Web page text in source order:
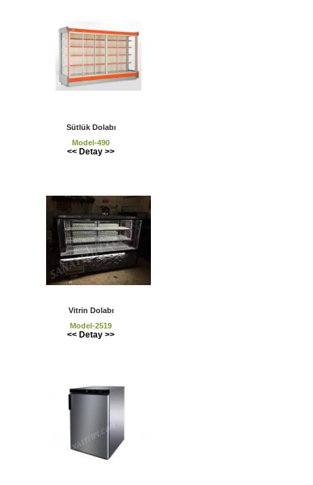
Sütlük Dolabı
Model-490
<< Detay >>
Vitrin Dolabı
Model-2519
<< Detay >>